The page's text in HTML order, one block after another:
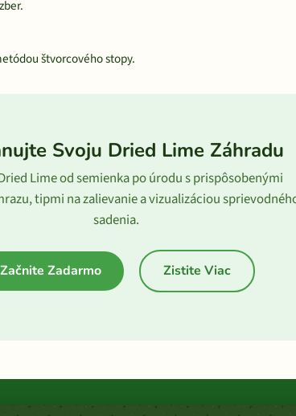
štvorcového stopy.
Svoju Dried Lime Záhradu
Lime od semienka po úrodu s prispôsobenými
tipmi na zalievanie a vizualizáciou
sadenia.
Začnite Zadarmo Zistite Viac